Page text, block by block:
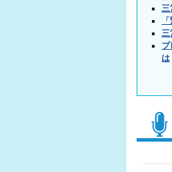
三
三
は